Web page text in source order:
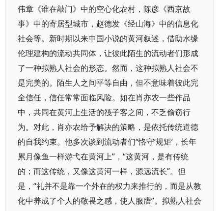
伟章《谁在敲门》中的空心化农村，陈彦《西京故
事》中的寄居型城市，赵德发《经山海》中的信息化
社会等。新时期以来中国小说的黄河叙述，借助水缘
伦理建构的流动共同体，让彼此陌生的流动者们形成
了一种拟熟人社会的形态。然而，这种拟熟人社会不
是完美的。陌生人之间平等自由，但不意味着彼此完
全信任，信任常常面临风险。如在肖亦农一些作品
中，共同在黄河上生活的筏子客之间，不乏偷窃行
为。对此，肖亦农给予解决的策略，是依托传统道德
的自我约束。他多次谈到流动者们“恪守‘规矩’，长年
累月像鱼一样游弋在黄河上”，“这黄河，是有传统
的；而这传统，又像这黄河一样，源远流长”。但
是，“礼并不是靠一个外在的权力来推行的，而是从教
化中养成了个人的敬畏之感，使人服膺”。拟熟人社会